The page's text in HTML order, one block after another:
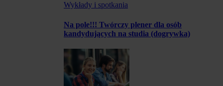
Wykłady i spotkania
Na pole!!! Twórczy plener dla osób
kandydujących na studia (dogrywka)